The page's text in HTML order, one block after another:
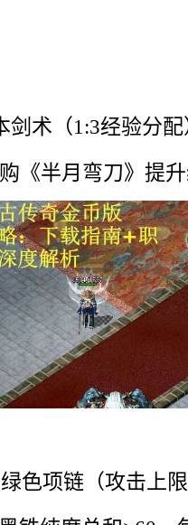
剑术（1:3经验分配
《半月弯刀》提
色项链（攻击上